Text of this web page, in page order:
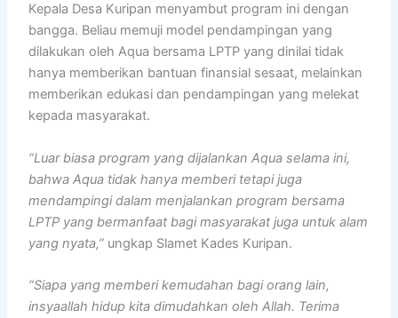
Kepala Desa Kuripan menyambut program ini dengan
bangga. Beliau memuji model pendampingan yang
dilakukan oleh Aqua bersama LPTP yang dinilai tidak
hanya memberikan bantuan finansial sesaat, melainkan
memberikan edukasi dan pendampingan yang melekat
kepada masyarakat.
“Luar biasa program yang dijalankan Aqua selama ini,
bahwa Aqua tidak hanya memberi tetapi juga
mendampingi dalam menjalankan program bersama
LPTP yang bermanfaat bagi masyarakat juga untuk alam
yang nyata,” ungkap Slamet Kades Kuripan.
“Siapa yang memberi kemudahan bagi orang lain,
insyaallah hidup kita dimudahkan oleh Allah. Terima